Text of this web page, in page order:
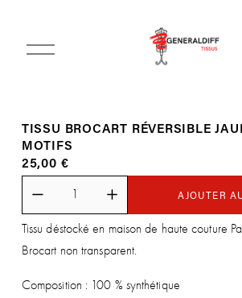
O
r
l
e
m
e
n
u
TISSU BROCART RÉVERSIBLE
MOTIFS
25,00 €
AJOUTER
Tissu déstocké en maison de haute couture
Brocart non transparent.
Composition : 100 % synthétique